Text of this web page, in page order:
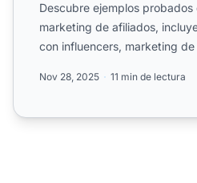
Descubre ejemplos
marketing de afiliados,
con influencers, marketing
Nov 28, 2025 11 min de lectura